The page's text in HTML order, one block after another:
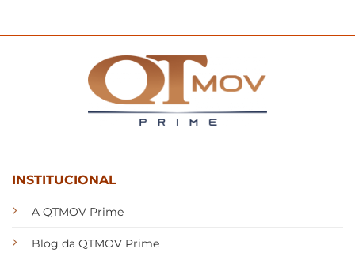
INSTITUCIONAL
A QTMOV Prime
Blog da QTMOV Prime